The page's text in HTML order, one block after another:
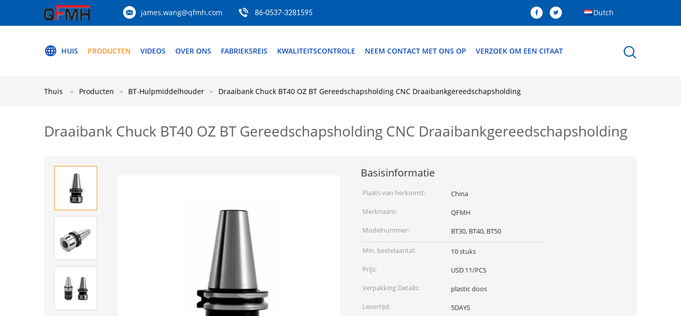
james.wang@qfmh.com 86-0537-3281595 Dutch
HUIS PRODUCTEN VIDEOS OVER ONS FABRIEKSREIS KWALITEITSCONTROLE NEEM CONTACT MET ONS OP VERZOEK OM EEN CITAAT
Thuis Producten BT-Hulpmiddelhouder Draaibank Chuck BT40 OZ BT Gereedschapsholding CNC Draaibankgereedschapsholding
Draaibank Chuck BT40 OZ BT Gereedschapsholding CNC Draaibankgereedschapsholding
Basisinformatie
Plaats van herkomst:
China
Merknaam:
QFMH
Modelnummer:
BT30, BT40, BT50
Min. bestelaantal:
10 stuks
Prijs:
USD 11/PCS
Verpakking Details:
plastic doos
Levertijd:
5DAYS